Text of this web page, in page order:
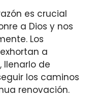
es crucial
a Dios y nos
Los
a
llenarlo de
los caminos
renovación.